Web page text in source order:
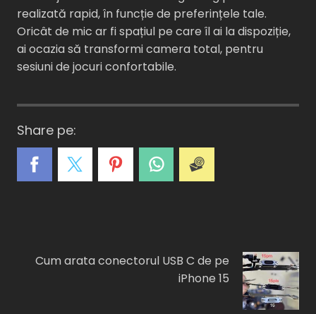
realizată rapid, în funcție de preferințele tale.
Oricât de mic ar fi spațiul pe care îl ai la dispoziție,
ai ocazia să transformi camera total, pentru
sesiuni de jocuri confortabile.
Share pe:
A C E I F
Cum arata conectorul USB C de pe
iPhone 15